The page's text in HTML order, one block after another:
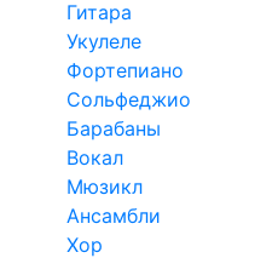
Гитара
Укулеле
Фортепиано
Сольфеджио
Барабаны
Вокал
Мюзикл
Ансамбли
Хор